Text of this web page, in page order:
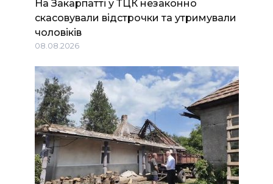
На Закарпатті у ТЦК незаконно
скасовували відстрочки та утримували
чоловіків
08.08.2026